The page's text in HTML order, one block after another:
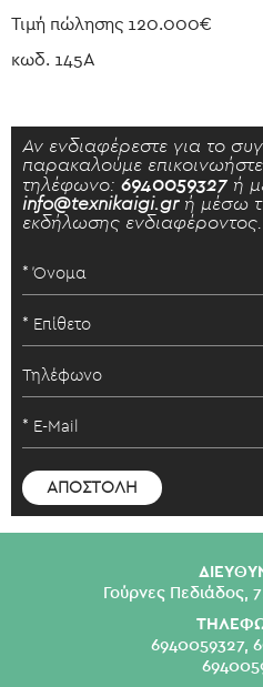
Τιμή πώλησης 120.000€
κωδ. 145Α
Αν ενδιαφέρεστε για το
παρακαλούμε
τηλέφωνο: 6940059327 ή
info@texnikaigi.grή μέσω
εκδήλωσης ενδιαφέροντος.
Γούρνες Πεδιάδος,
6940059327,